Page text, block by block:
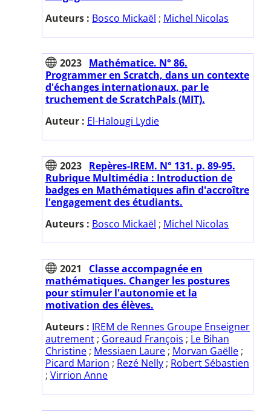
Auteurs : Bosco Mickaël ; Michel Nicolas
2023 Mathématice. N° 86.
Programmer en Scratch, dans un contexte
d'échanges internationaux, par le
truchement de ScratchPals (MIT).
Auteur : El-Halougi Lydie
2023 Repères-IREM. N° 131. p. 89-95.
Rubrique Multimédia : Introduction de
badges en Mathématiques afin d'accroître
l'engagement des étudiants.
Auteurs : Bosco Mickaël ; Michel Nicolas
2021
Classe accompagnée en
mathématiques. Changer les postures
pour stimuler l'autonomie et la
motivation des élèves.
Auteurs : IREM de Rennes Groupe Enseigner
autrement ; Goreaud François ; Le Bihan
Christine ; Messiaen Laure ; Morvan Gaëlle ;
Picard Marion ; Rezé Nelly ; Robert Sébastien
; Virrion Anne